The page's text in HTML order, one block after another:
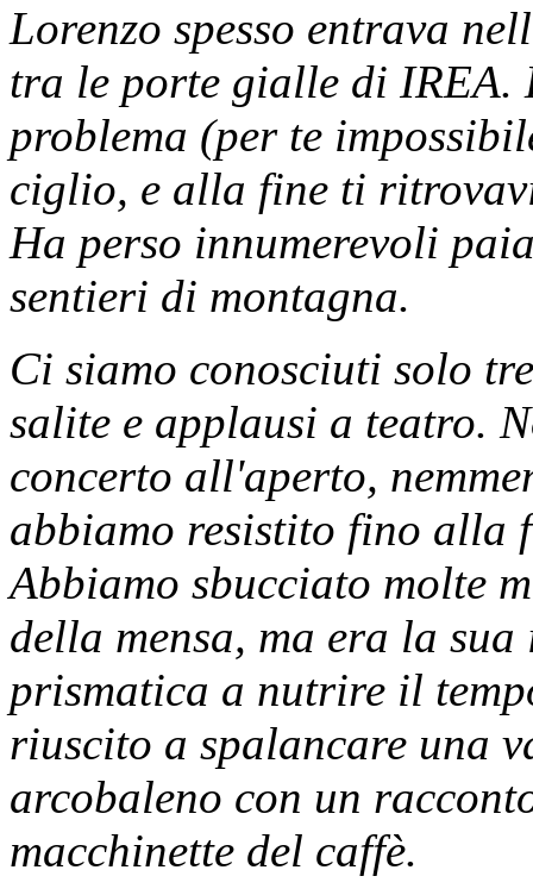
Lorenzo spesso entrava
tra le porte gialle di IREA.
problema (per te
ciglio, e alla fine ti
Ha perso innumerevoli
sentieri di montagna.
Ci siamo conosciuti solo
salite e applausi a teatro.
concerto all'aperto,
abbiamo resistito fino alla
Abbiamo sbucciato molte
della mensa, ma era la
prismatica a nutrire il
riuscito a spalancare una
arcobaleno con un
macchinette del caffè.